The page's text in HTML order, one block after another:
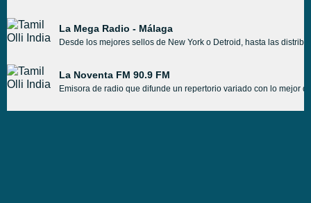
La Mega Radio - Málaga
Desde los mejores sellos de New York o Detroid, hasta las
La Noventa FM 90.9 FM
Emisora de radio que difunde un repertorio variado con lo mejor